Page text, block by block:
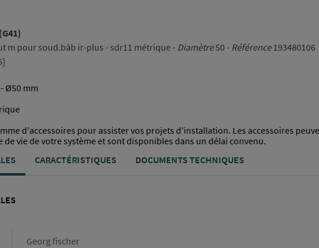
m pour soud.bàb ir-plus - sdr11 métrique - Diamètre50 - Référence193480106
Ø50 mm
d'accessoires pour assister vos projets d'installation. Les accessoires
de vie de votre système et sont disponibles dans un délai convenu.
CARACTÉRISTIQUES DOCUMENTS TECHNIQUES
Georg fischer